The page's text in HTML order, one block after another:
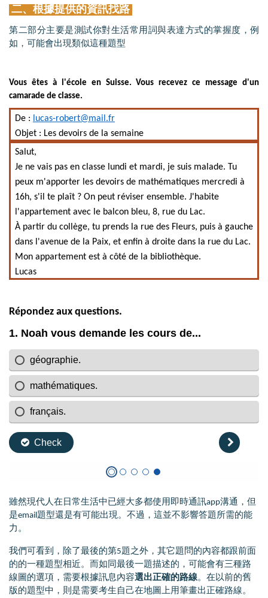
二、根據提供的資訊找路
第二部分主要是測試你對生活常用詞與表達方式的掌握度，例
如，可能會出現類似這種題型
Vous êtes à l'école en Suisse. Vous recevez ce message d'un
camarade de classe.
De :
lucas-robert@mail.fr
Objet : Les devoirs de la semaine
Salut,
Je ne vais pas en classe lundi et mardi, je suis malade. Tu
peux m'apporter les devoirs de mathématiques mercredi à
16h, s'il te plaît ? On peut réviser ensemble. J'habite
l'appartement avec le balcon bleu, 8, rue du Lac.
À partir du collège, tu prends la rue des Fleurs, puis à gauche
dans l'avenue de la Paix, et enfin à droite dans la rue du Lac.
Mon appartement est à côté de la bibliothèque.
Lucas
Répondez aux questions.
雖然現代人在日常生活中已經大多都使用即時通訊app溝通，但
是email題型還是有可能出現。不過，這並不影響答題所需的能
力。
我們可看到，除了最後的第5題之外，其它題問的內容都跟前面
的的一種題型相近。而如同最後一題描述的，可能會有三種路
線圖的選項，需要根據訊息內容選出正確的路線。在以前的舊
版的題型中，則是需要考生自己在地圖上用筆畫出正確路線。